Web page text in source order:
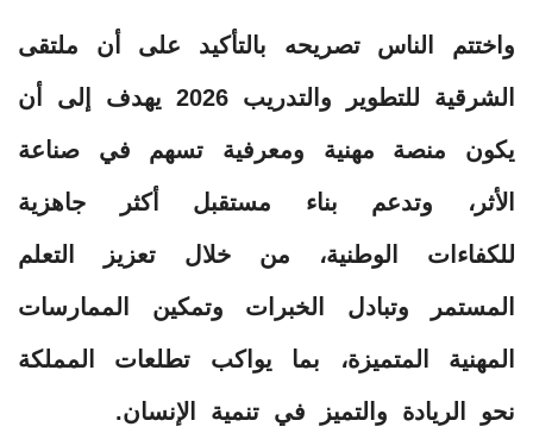
واختتم الناس تصريحه بالتأكيد على أن ملتقى
الشرقية للتطوير والتدريب 2026 يهدف إلى أن
يكون منصة مهنية ومعرفية تسهم في صناعة
الأثر، وتدعم بناء مستقبل أكثر جاهزية
للكفاءات الوطنية، من خلال تعزيز التعلم
المستمر وتبادل الخبرات وتمكين الممارسات
المهنية المتميزة، بما يواكب تطلعات المملكة
نحو الريادة والتميز في تنمية الإنسان.